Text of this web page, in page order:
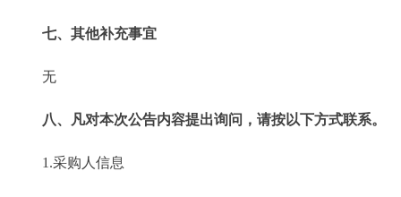
七、其他补充事宜
无
八、凡对本次公告内容提出询问，请按以下方式联系。
1.采购人信息